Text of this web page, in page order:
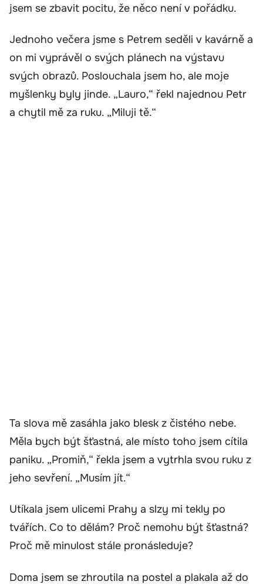
jsem se zbavit pocitu, že něco není v pořádku.
Jednoho večera jsme s Petrem seděli v kavárně a
on mi vyprávěl o svých plánech na výstavu
svých obrazů. Poslouchala jsem ho, ale moje
myšlenky byly jinde. „Lauro,“ řekl najednou Petr
a chytil mě za ruku. „Miluji tě.“
Ta slova mě zasáhla jako blesk z čistého nebe.
Měla bych být šťastná, ale místo toho jsem cítila
paniku. „Promiň,“ řekla jsem a vytrhla svou ruku z
jeho sevření. „Musím jít.“
Utíkala jsem ulicemi Prahy a slzy mi tekly po
tvářích. Co to dělám? Proč nemohu být šťastná?
Proč mě minulost stále pronásleduje?
Doma jsem se zhroutila na postel a plakala až do